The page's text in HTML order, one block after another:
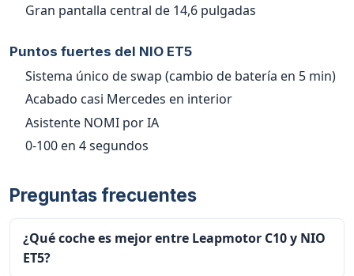
Gran pantalla central de 14,6 pulgadas
Puntos fuertes del NIO ET5
Sistema único de swap (cambio de batería en 5 min)
Acabado casi Mercedes en interior
Asistente NOMI por IA
0-100 en 4 segundos
Preguntas frecuentes
¿Qué coche es mejor entre Leapmotor C10 y NIO
ET5?